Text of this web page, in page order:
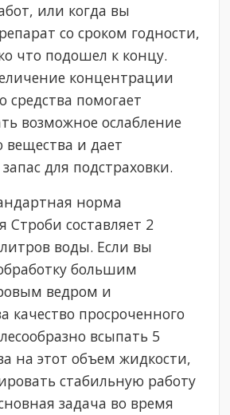
или когда вы
со сроком годности,
что подошел к концу.
концентрации
средства помогает
возможное ослабление
и дает
для подстраховки.
норма
Строби составляет 2
воды. Если вы
большим
ведром и
качество просроченного
всыпать 5
на этот объем жидкости,
стабильную работу
задача во время